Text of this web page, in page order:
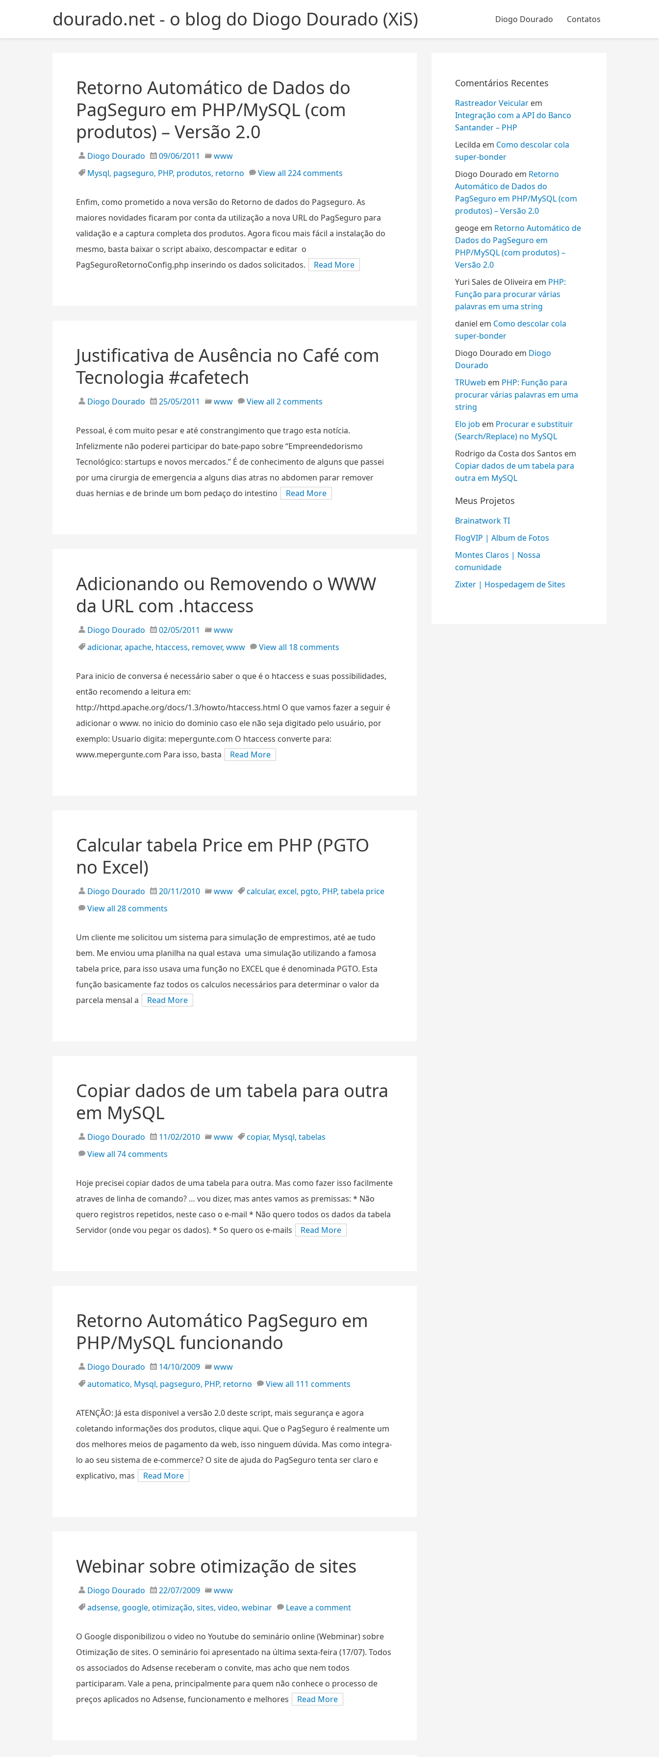
dourado.net - o blog do Diogo Dourado (XiS) Diogo Dourado Contatos
Retorno Automático de Dados do
PagSeguro em PHP/MySQL (com
produtos) – Versão 2.0
Diogo Dourado 09/06/2011
www
Mysql, pagseguro, PHP, produtos, retorno View all 224 comments
Enfim, como prometido a nova versão do Retorno de dados do Pagseguro. As
maiores novidades ficaram por conta da utilização a nova URL do PagSeguro para
validação e a captura completa dos produtos. Agora ficou mais fácil a instalação do
mesmo, basta baixar o script abaixo, descompactar e editar o
PagSeguroRetornoConfig.php inserindo os dados solicitados.
Read More
Justificativa de Ausência no Café com
Tecnologia #cafetech
Diogo Dourado 25/05/2011 www View all 2 comments
Pessoal, é com muito pesar e até constrangimento que trago esta notícia.
Infelizmente não poderei participar do bate-papo sobre “Empreendedorismo
Tecnológico: startups e novos mercados.” É de conhecimento de alguns que passei
por uma cirurgia de emergencia a alguns dias atras no abdomen parar remover
duas hernias e de brinde um bom pedaço do intestino
Read More
Adicionando ou Removendo o WWW
da URL com .htaccess
Diogo Dourado 02/05/2011
www
adicionar, apache, htaccess, remover, www View all 18 comments
Para inicio de conversa é necessário saber o que é o htaccess e suas possibilidades,
então recomendo a leitura em:
http://httpd.apache.org/docs/1.3/howto/htaccess.html O que vamos fazer a seguir é
adicionar o www. no inicio do dominio caso ele não seja digitado pelo usuário, por
exemplo: Usuario digita: mepergunte.com O htaccess converte para:
www.mepergunte.com Para isso, basta
Read More
Calcular tabela Price em PHP (PGTO
no Excel)
Diogo Dourado 20/11/2010 www calcular, excel, pgto, PHP, tabela price
View all 28 comments
Um cliente me solicitou um sistema para simulação de emprestimos, até ae tudo
bem. Me enviou uma planilha na qual estava uma simulação utilizando a famosa
tabela price, para isso usava uma função no EXCEL que é denominada PGTO. Esta
função basicamente faz todos os calculos necessários para determinar o valor da
parcela mensal a
Read More
Copiar dados de um tabela para outra
em MySQL
Diogo Dourado 11/02/2010 www copiar, Mysql, tabelas
View all 74 comments
Hoje precisei copiar dados de uma tabela para outra. Mas como fazer isso facilmente
atraves de linha de comando? … vou dizer, mas antes vamos as premissas: * Não
quero registros repetidos, neste caso o e-mail * Não quero todos os dados da tabela
Servidor (onde vou pegar os dados). * So quero os e-mails
Read More
Retorno Automático PagSeguro em
PHP/MySQL funcionando
Diogo Dourado 14/10/2009
www
automatico, Mysql, pagseguro, PHP, retorno View all 111 comments
ATENÇÃO: Já esta disponivel a versão 2.0 deste script, mais segurança e agora
coletando informações dos produtos, clique aqui. Que o PagSeguro é realmente um
dos melhores meios de pagamento da web, isso ninguem dúvida. Mas como integra-
lo ao seu sistema de e-commerce? O site de ajuda do PagSeguro tenta ser claro e
explicativo, mas
Read More
Webinar sobre otimização de sites
Diogo Dourado 22/07/2009
www
adsense, google, otimização, sites, video, webinar Leave a comment
O Google disponibilizou o video no Youtube do seminário online (Webminar) sobre
Otimização de sites. O seminário foi apresentado na última sexta-feira (17/07). Todos
os associados do Adsense receberam o convite, mas acho que nem todos
participaram. Vale a pena, principalmente para quem não conhece o processo de
preços aplicados no Adsense, funcionamento e melhores
Read More
Comentários Recentes
Rastreador Veicular em
Integração com a API do Banco
Santander – PHP
Lecilda em Como descolar cola
super-bonder
Diogo Dourado em Retorno
Automático de Dados do
PagSeguro em PHP/MySQL (com
produtos) – Versão 2.0
geoge em Retorno Automático de
Dados do PagSeguro em
PHP/MySQL (com produtos) –
Versão 2.0
Yuri Sales de Oliveira em PHP:
Função para procurar várias
palavras em uma string
daniel em Como descolar cola
super-bonder
Diogo Dourado em Diogo
Dourado
TRUweb em PHP: Função para
procurar várias palavras em uma
string
Elo job em Procurar e substituir
(Search/Replace) no MySQL
Rodrigo da Costa dos Santos em
Copiar dados de um tabela para
outra em MySQL
Meus Projetos
Brainatwork TI
FlogVIP | Album de Fotos
Montes Claros | Nossa
comunidade
Zixter | Hospedagem de Sites